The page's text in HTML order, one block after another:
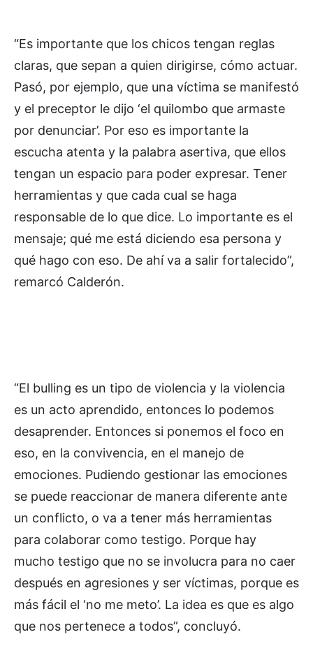
“Es importante que los chicos tengan reglas
claras, que sepan a quien dirigirse, cómo actuar.
Pasó, por ejemplo, que una víctima se manifestó
y el preceptor le dijo ‘el quilombo que armaste
por denunciar’. Por eso es importante la
escucha atenta y la palabra asertiva, que ellos
tengan un espacio para poder expresar. Tener
herramientas y que cada cual se haga
responsable de lo que dice. Lo importante es el
mensaje; qué me está diciendo esa persona y
qué hago con eso. De ahí va a salir fortalecido”,
remarcó Calderón.
“El bulling es un tipo de violencia y la violencia
es un acto aprendido, entonces lo podemos
desaprender. Entonces si ponemos el foco en
eso, en la convivencia, en el manejo de
emociones. Pudiendo gestionar las emociones
se puede reaccionar de manera diferente ante
un conflicto, o va a tener más herramientas
para colaborar como testigo. Porque hay
mucho testigo que no se involucra para no caer
después en agresiones y ser víctimas, porque es
más fácil el ‘no me meto’. La idea es que es algo
que nos pertenece a todos”, concluyó.